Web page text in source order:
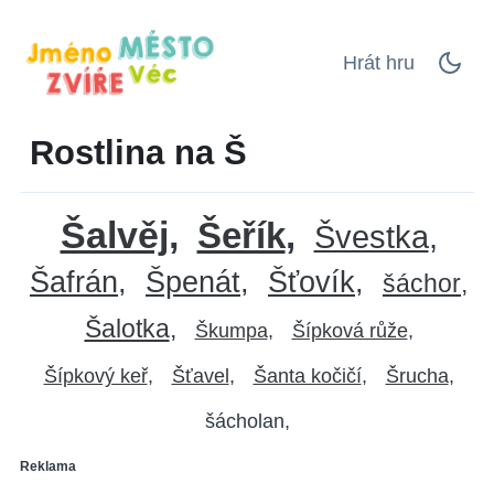
Hrát hru
Rostlina na Š
Šalvěj Šeřík Švestka
Šafrán Špenát Šťovík
šáchor
Šalotka
Škumpa Šípková růže
Šípkový keř Šťavel Šanta kočičí Šrucha
šácholan
Reklama